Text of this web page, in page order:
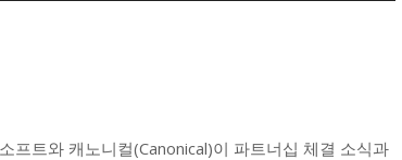
프트와 캐노니컬(Canonical)이 파트너십 체결 소식과